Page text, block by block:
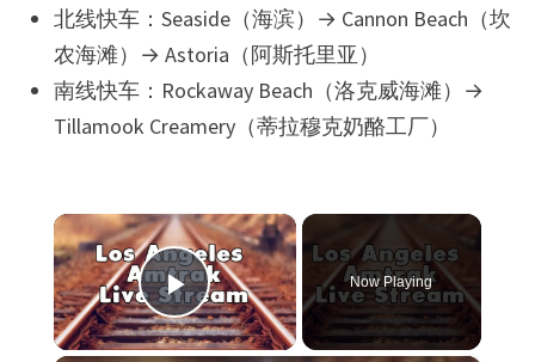
北线快车：Seaside（海滨）→ Cannon Beach（坎
农海滩）→ Astoria（阿斯托里亚）
南线快车：Rockaway Beach（洛克威海滩）→
Tillamook Creamery（蒂拉穆克奶酪工厂）
×
Play Video
Now Playing